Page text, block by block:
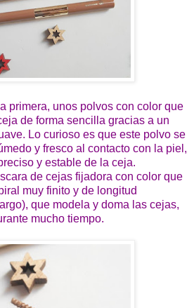
primera, unos polvos con color que
de forma sencilla gracias a un
Lo curioso es que este polvo se
y fresco al contacto con la piel,
y estable de la ceja.
de cejas fijadora con color que
muy finito y de longitud
que modela y doma las cejas,
mucho tiempo.